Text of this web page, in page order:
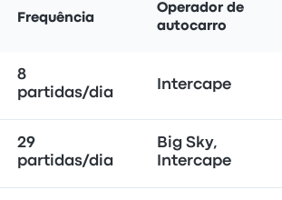
Frequência
Operador de
autocarro
8
partidas/dia
Intercape
29
partidas/dia
Big Sky,
Intercape